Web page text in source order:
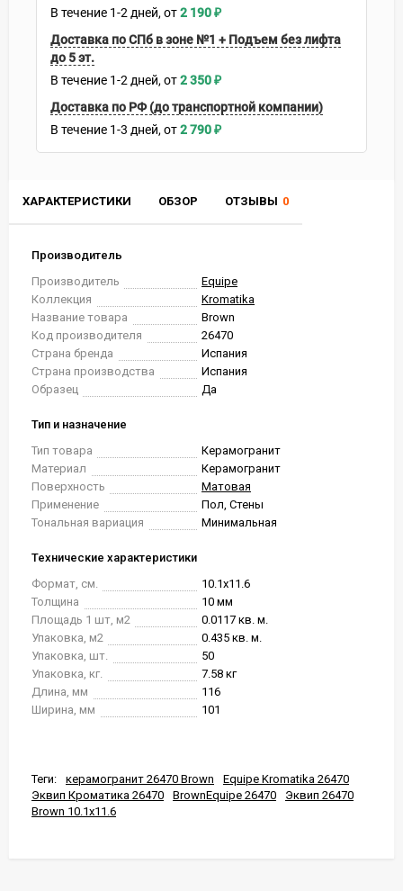
ХАРАКТЕРИСТИКИ ОБЗОР ОТЗЫВЫ 0
Производитель
Производитель
Equipe
Коллекция
Kromatika
Название товара
Brown
Код производителя
26470
Страна бренда
Испания
Страна производства
Испания
Образец
Да
Тип и назначение
Тип товара
Керамогранит
Материал
Керамогранит
Поверхность
Матовая
Применение
Пол, Стены
Тональная вариация
Минимальная
Технические характеристики
Формат, см.
10.1x11.6
Толщина
10 мм
Площадь 1 шт, м2
0.0117 кв. м.
Упаковка, м2
0.435 кв. м.
Упаковка, шт.
50
Упаковка, кг.
7.58 кг
Длина, мм
116
Ширина, мм
101
Теги: керамогранит 26470 Brown
Equipe Kromatika 26470
Эквип Кроматика 26470
BrownEquipe 26470
Эквип 26470
Brown 10.1x11.6
В течение 1-2 дней 2 190₽
Доставка по СПб в зоне №1 + Подъем без лифта
до 5 эт.
В течение 1-2 дней 2 350₽
Доставка по РФ (до транспортной компании)
В течение 1-3 дней 2 790₽